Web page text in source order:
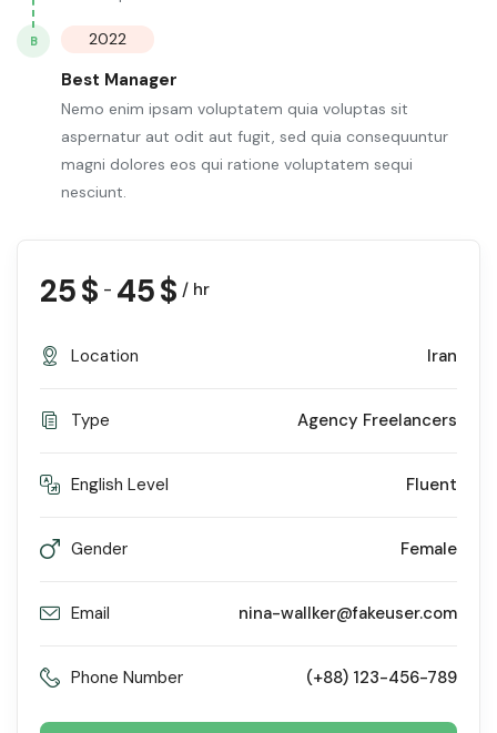
B 2022
Best Manager
Nemo enim ipsam voluptatem quia voluptas sit
aspernatur aut odit aut fugit, sed quia consequuntur
magni dolores eos qui ratione voluptatem sequi
nesciunt.
25$ - 45$ / hr
Location Iran
Type Agency Freelancers
English Level Fluent
Gender Female
Email nina-wallker@fakeuser.com
Phone Number (+88) 123-456-789